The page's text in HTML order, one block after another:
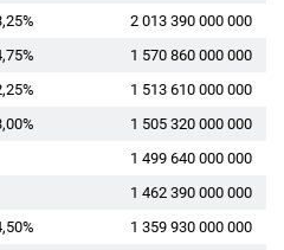
2 013 390 000 000
1 570 860 000 000
1 513 610 000 000
1 505 320 000 000
1 499 640 000 000
1 462 390 000 000
1 359 930 000 000